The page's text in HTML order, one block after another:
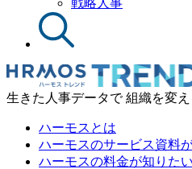
戦略人事
生きた人事データで 組織を変
ハーモスとは
ハーモスのサービス資料
ハーモスの料金が知りたい